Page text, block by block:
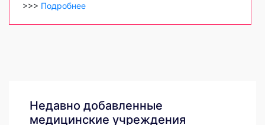
>>> Подробнее
Недавно добавленные
медицинские учреждения